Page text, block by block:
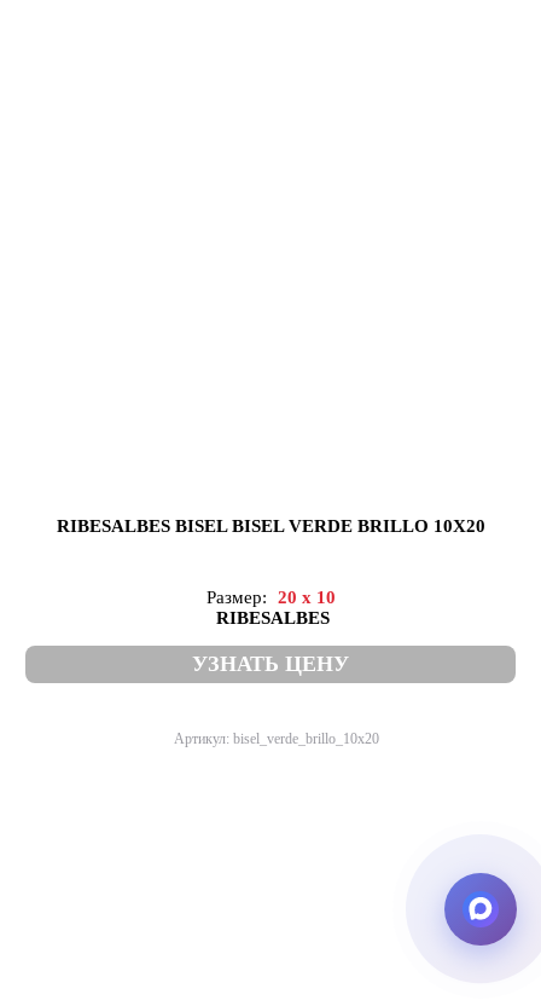
RIBESALBES BISEL BISEL VERDE BRILLO 10X20
Размер:
20 x 10
RIBESALBES
УЗНАТЬ ЦЕНУ
Артикул: bisel_verde_brillo_10x20